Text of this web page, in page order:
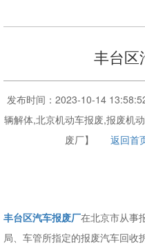
丰台区
发布时间：2023-10-14
辆解体,北京机动车报废,报废机
废厂】 返回首
丰台区汽车报废厂在北京市从事
局、车管所指定的报废汽车回收